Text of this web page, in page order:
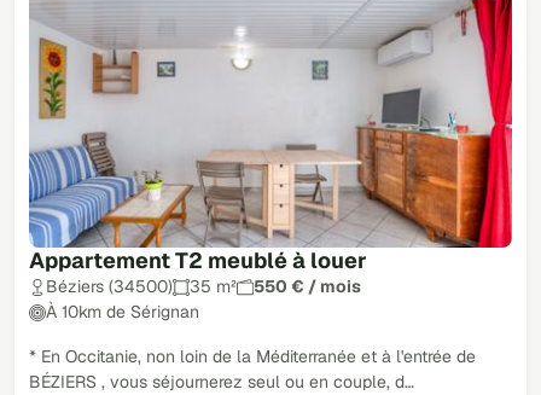
Appartement T2 meublé à louer
Béziers (34500) 35 m²
550 € / mois
À 10km de Sérignan
* En Occitanie, non loin de la Méditerranée et à l'entrée de
BÉZIERS , vous séjournerez seul ou en couple, d…